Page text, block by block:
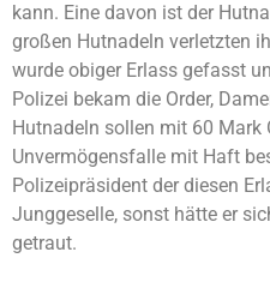
kann. Eine davon ist der
großen Hutnadeln verletzten
wurde obiger Erlass gefasst
Polizei bekam die Order,
Hutnadeln sollen mit 60 Mark
Unvermögensfalle mit Haft
Polizeipräsident der diesen
Junggeselle, sonst hätte er
getraut.